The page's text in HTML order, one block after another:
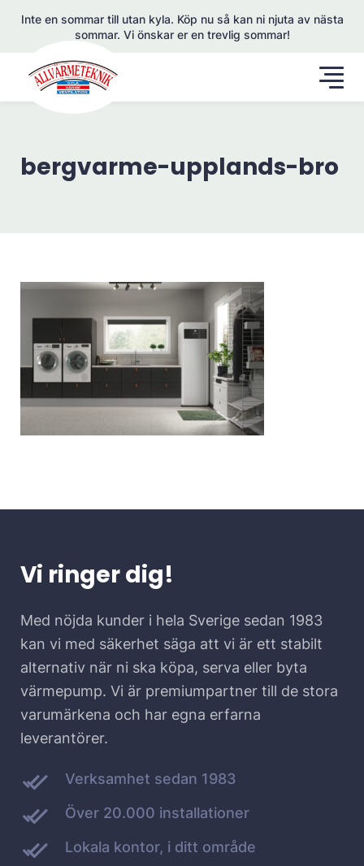
Inte en sommar till utan kyla. Köp nu så kan ni njuta av nästa
sommar. Vi önskar er en trevlig sommar!
bergvarme-upplands-bro
Vi ringer dig!
Med nöjda kunder i hela Sverige sedan 1983
kan vi med säkerhet säga att vi är ett stabilt
alternativ när ni ska köpa, serva eller byta
värmepump. Vi är premiumpartner till de stora
varumärkena och har egna erfarna
leverantörer.
Verksamhet sedan 1983
Över 20.000 installationer
Lokala kontor, i ditt område